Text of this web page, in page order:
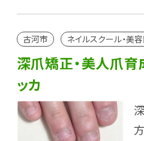
古河市 ネイルスクール・美
深爪矯正・美人爪
ッカ